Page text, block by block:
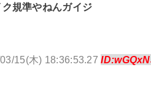
規準やねんガイジ
15(木) 18:36:53.27